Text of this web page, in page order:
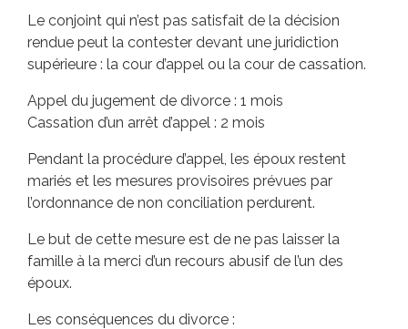
Le conjoint qui n’est pas satisfait de la décision
rendue peut la contester devant une juridiction
supérieure : la cour d’appel ou la cour de cassation.
Appel du jugement de divorce : 1 mois
Cassation d’un arrêt d’appel : 2 mois
Pendant la procédure d’appel, les époux restent
mariés et les mesures provisoires prévues par
l’ordonnance de non conciliation perdurent.
Le but de cette mesure est de ne pas laisser la
famille à la merci d’un recours abusif de l’un des
époux.
Les conséquences du divorce :